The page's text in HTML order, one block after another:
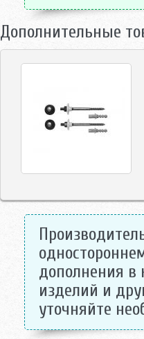
Дополнительные
дополнения
изделий и
уточняйте